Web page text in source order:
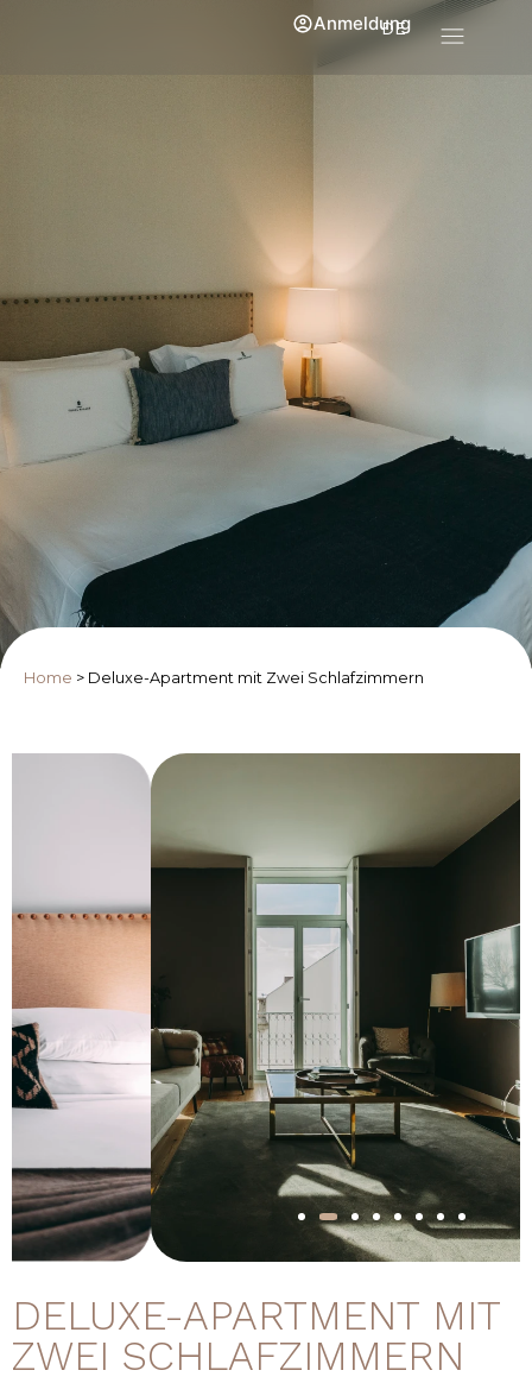
DE
Anmeldung
Home > Deluxe-Apartment mit Zwei Schlafzimmern
DELUXE-APARTMENT MIT
ZWEI SCHLAFZIMMERN